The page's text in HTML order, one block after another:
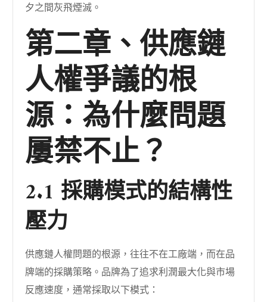
夕之間灰飛煙滅。
第二章、供應鏈
人權爭議的根
源：為什麼問題
屢禁不止？
2.1 採購模式的結構性
壓力
供應鏈人權問題的根源，往往不在工廠端，而在品
牌端的採購策略。品牌為了追求利潤最大化與市場
反應速度，通常採取以下模式：